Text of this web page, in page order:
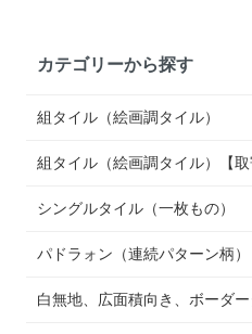
カテゴリーから探す
組タイル（絵画調タイル）
組タイル（絵画調タイル）【取
シングルタイル（一枚もの）
パドラォン（連続パターン柄）
白無地、広面積向き、ボーダ